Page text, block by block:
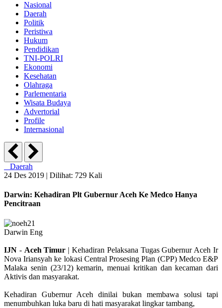
Nasional
Daerah
Politik
Peristiwa
Hukum
Pendidikan
TNI-POLRI
Ekonomi
Kesehatan
Olahraga
Parlementaria
Wisata Budaya
Advertorial
Profile
Internasional
Daerah
24 Des 2019 | Dilihat: 729 Kali
Darwin: Kehadiran Plt Gubernur Aceh Ke Medco Hanya
Pencitraan
Darwin Eng
IJN - Aceh Timur | Kehadiran Pelaksana Tugas Gubernur Aceh Ir
Nova Iriansyah ke lokasi Central Prosesing Plan (CPP) Medco E&P
Malaka senin (23/12) kemarin, menuai kritikan dan kecaman dari
Aktivis dan masyarakat.
Kehadiran Gubernur Aceh dinilai bukan membawa solusi tapi
menumbuhkan luka baru di hati masyarakat lingkar tambang,